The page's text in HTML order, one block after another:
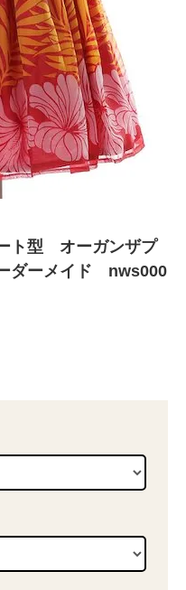
ト型 オーガンザプ
ダーメイド nws000